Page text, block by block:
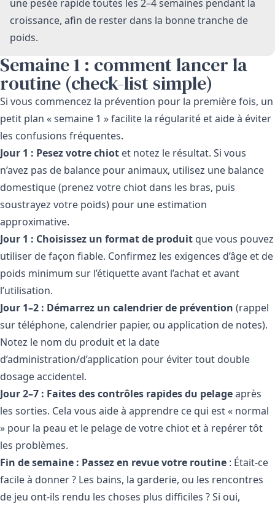
une pesée rapide toutes les 2–4 semaines pendant la
croissance, afin de rester dans la bonne tranche de
poids.
Semaine 1 : comment lancer la
routine (check-list simple)
Si vous commencez la prévention pour la première fois, un
petit plan « semaine 1 » facilite la régularité et aide à éviter
les confusions fréquentes.
Jour 1 : Pesez votre chiot et notez le résultat. Si vous
n’avez pas de balance pour animaux, utilisez une balance
domestique (prenez votre chiot dans les bras, puis
soustrayez votre poids) pour une estimation
approximative.
Jour 1 : Choisissez un format de produit que vous pouvez
utiliser de façon fiable. Confirmez les exigences d’âge et de
poids minimum sur l’étiquette avant l’achat et avant
l’utilisation.
Jour 1–2 : Démarrez un calendrier de prévention (rappel
sur téléphone, calendrier papier, ou application de notes).
Notez le nom du produit et la date
d’administration/d’application pour éviter tout double
dosage accidentel.
Jour 2–7 : Faites des contrôles rapides du pelageaprès
les sorties. Cela vous aide à apprendre ce qui est « normal
» pour la peau et le pelage de votre chiot et à repérer tôt
les problèmes.
Fin de semaine : Passez en revue votre routine : Était-ce
facile à donner ? Les bains, la garderie, ou les rencontres
de jeu ont-ils rendu les choses plus difficiles ? Si oui,